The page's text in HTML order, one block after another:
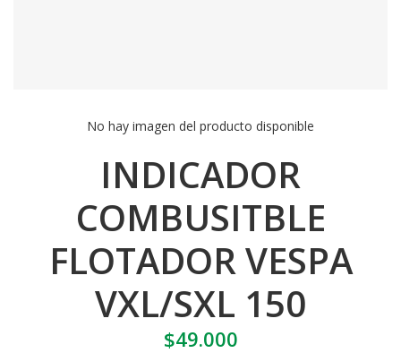
No hay imagen del producto disponible
INDICADOR
COMBUSITBLE
FLOTADOR VESPA
VXL/SXL 150
$49.000